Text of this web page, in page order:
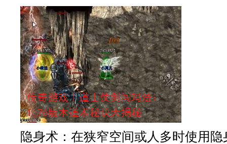
隐身术：在狭窄空间或人多时使用